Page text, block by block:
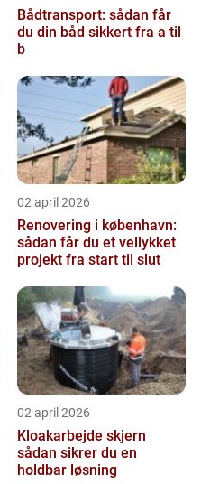
Bådtransport: sådan får
du din båd sikkert fra a til
b
02 april 2026
Renovering i københavn:
sådan får du et vellykket
projekt fra start til slut
02 april 2026
Kloakarbejde skjern
sådan sikrer du en
holdbar løsning